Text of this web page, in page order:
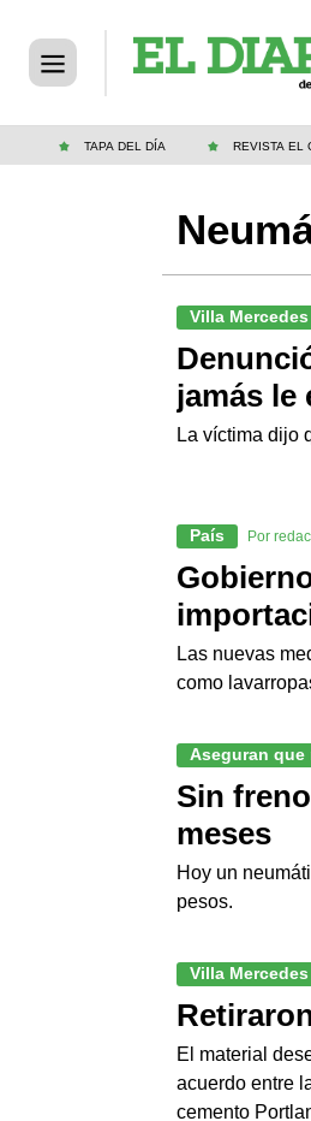
TAPA DEL DÍA REVISTA EL
Villa Mercedes
jamás le
La víctima dijo
País Por
Las nuevas
como
Aseguran que
Sin
meses
Hoy un
pesos.
Villa Mercedes
El material
acuerdo entre
cemento